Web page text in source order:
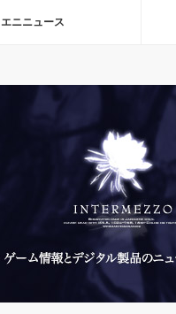
ニニュース